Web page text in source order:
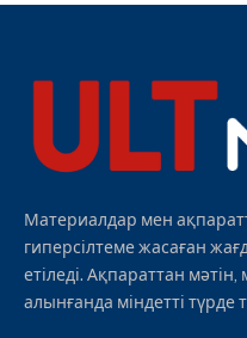
Материалдар мен
гиперсілтеме жасаған
етіледі. Ақпараттан мәтін,
алынғанда міндетті түрде